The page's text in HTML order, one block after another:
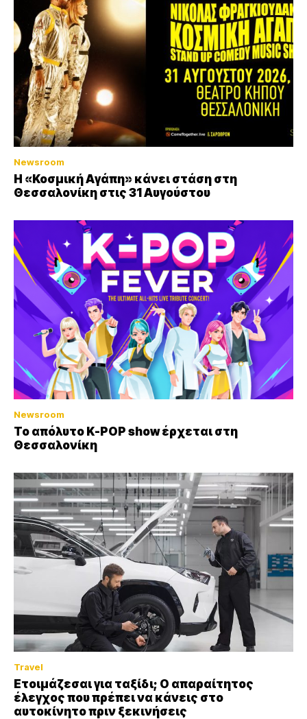
Newsroom
Η «Κοσμική Αγάπη» κάνει στάση στη
Θεσσαλονίκη στις 31 Αυγούστου
Newsroom
Το απόλυτο K-POP show έρχεται στη
Θεσσαλονίκη
Travel
Ετοιμάζεσαι για ταξίδι; Ο απαραίτητος
έλεγχος που πρέπει να κάνεις στο
αυτοκίνητο πριν ξεκινήσεις